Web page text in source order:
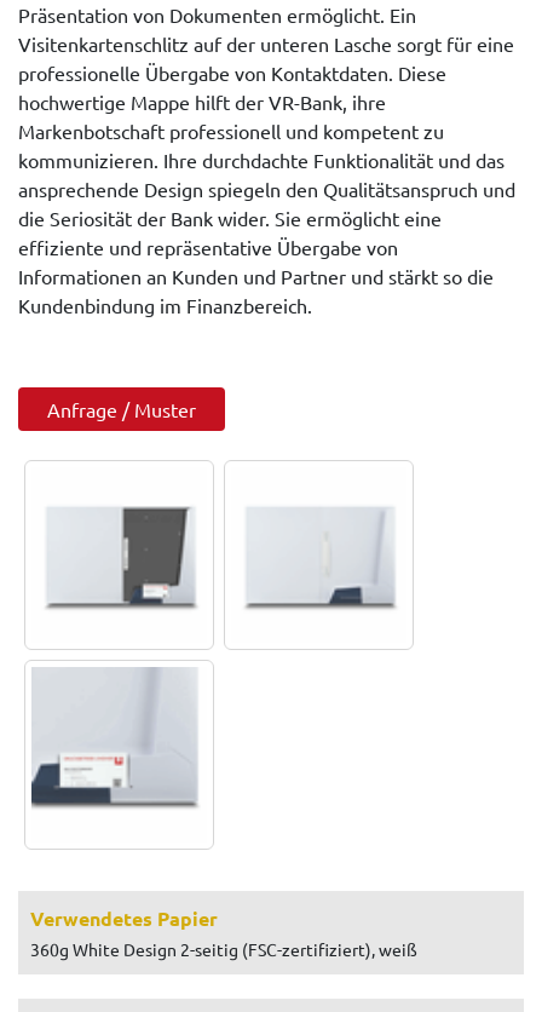
Präsentation von Dokumenten ermöglicht. Ein
Visitenkartenschlitz auf der unteren Lasche sorgt für eine
professionelle Übergabe von Kontaktdaten. Diese
hochwertige Mappe hilft der VR-Bank, ihre
Markenbotschaft professionell und kompetent zu
kommunizieren. Ihre durchdachte Funktionalität und das
ansprechende Design spiegeln den Qualitätsanspruch und
die Seriosität der Bank wider. Sie ermöglicht eine
effiziente und repräsentative Übergabe von
Informationen an Kunden und Partner und stärkt so die
Kundenbindung im Finanzbereich.
Anfrage / Muster
Verwendetes Papier
360g White Design 2-seitig (FSC-zertifiziert), weiß